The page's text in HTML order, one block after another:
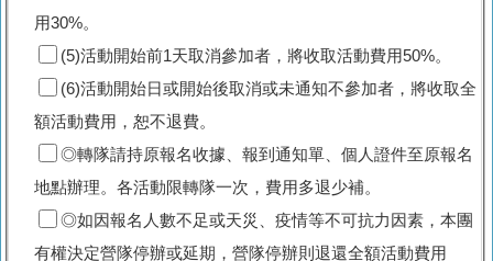
用30%。
(5)活動開始前1天取消參加者，將收取活動費用50%。
(6)活動開始日或開始後取消或未通知不參加者，將收取全
額活動費用，恕不退費。
◎轉隊請持原報名收據、報到通知單、個人證件至原報名
地點辦理。各活動限轉隊一次，費用多退少補。
◎如因報名人數不足或天災、疫情等不可抗力因素，本團
有權決定營隊停辦或延期，營隊停辦則退還全額活動費用